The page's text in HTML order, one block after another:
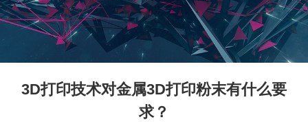
3D打印技术对金属3D打印粉末有什么要
求？